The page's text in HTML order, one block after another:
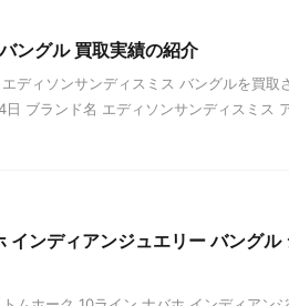
ングル 買取実績の紹介
ディソンサンディスミス バングルを買取
ブランド名 エディソンサンディスミス
インディアンジュエリー バングル